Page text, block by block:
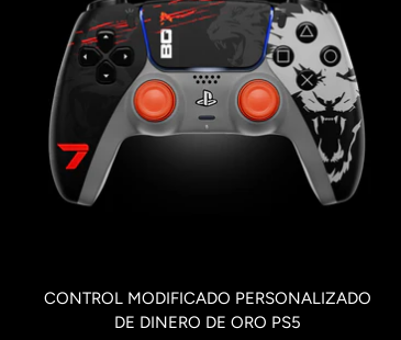
CONTROL MODIFICADO PERSONALIZADO
DE DINERO DE ORO PS5